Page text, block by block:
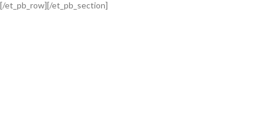
[/et_pb_row][/et_pb_section]